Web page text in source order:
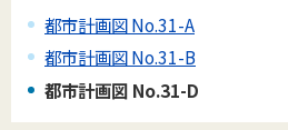
都市計画図 No.31-A
都市計画図 No.31-B
都市計画図 No.31-D